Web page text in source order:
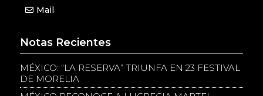
Mail
Notas Recientes
MÉXICO: “LA RESERVA” TRIUNFA EN 23 FESTIVAL
DE MORELIA